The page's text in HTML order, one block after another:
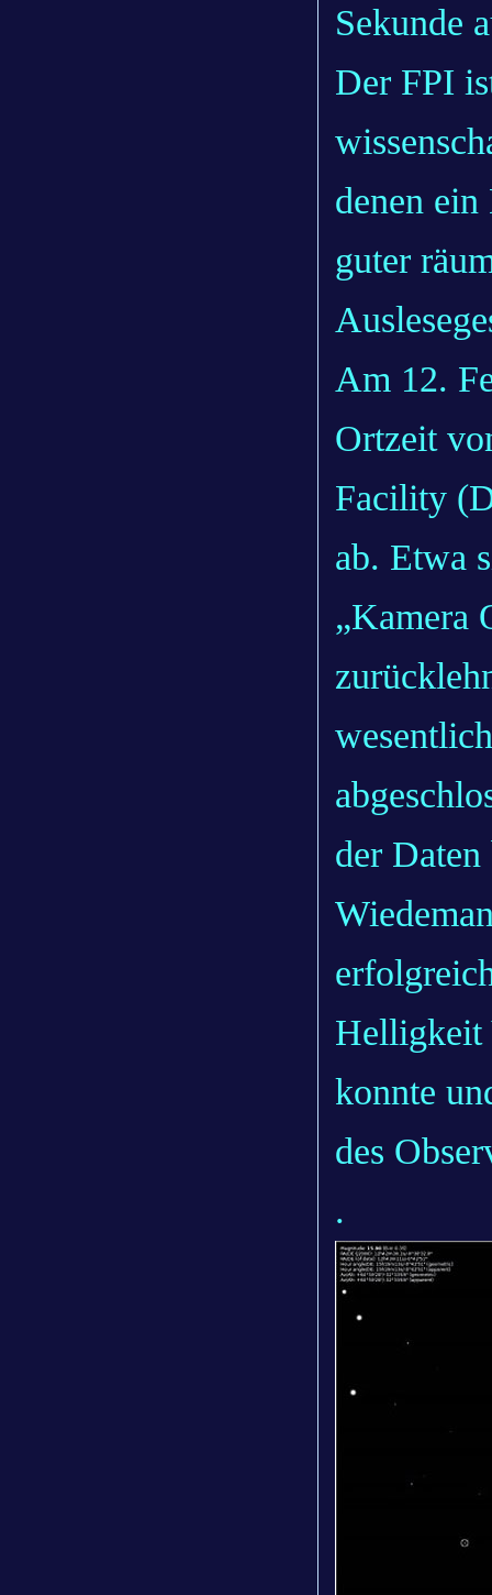
Sekunde
Der FPI
denen
guter
Am 12.
Ortzeit
Facility
ab. Etwa
„Kamera
der
Helligkeit
konnte
des
.